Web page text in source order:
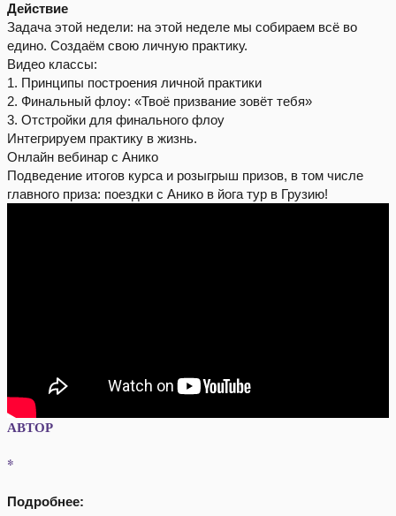
Действие
Задача этой недели: на этой неделе мы собираем всё во
едино. Создаём свою личную практику.
Видео классы:
1. Принципы построения личной практики
2. Финальный флоу: «Твоё призвание зовёт тебя»
3. Отстройки для финального флоу
Интегрируем практику в жизнь.
Онлайн вебинар с Анико
Подведение итогов курса и розыгрыш призов, в том числе
главного приза: поездки с Анико в йога тур в Грузию!
АВТОР
*
Подробнее: